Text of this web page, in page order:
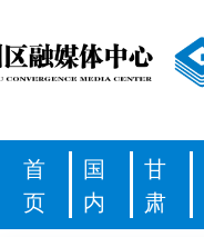
首
页
国
内
甘
肃